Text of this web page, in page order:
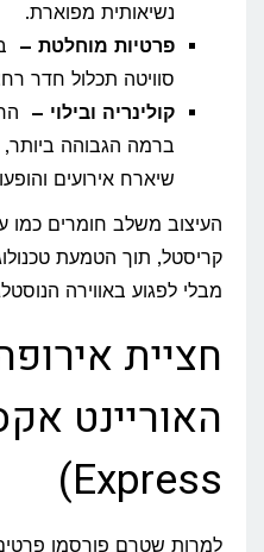
נשיאותית מפוארת.
פרטיות מוחלטת –
סוויטה תכלול חדר
קולינריה ובילוי –
ברמה הגבוהה ביותר,
שיארח אירועים
העיצוב משלב חומרים כמו
מבלי לפגוע באווירה
חציית
Express)
למרות שטרם פורסמו